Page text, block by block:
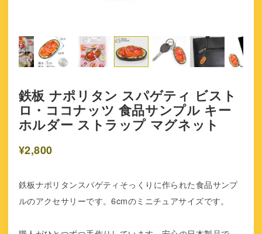
鉄板 ナポリタン スパゲティ ビスト
ロ・ココナッツ 食品サンプル キー
ホルダー ストラップ マグネット
¥2,800
鉄板ナポリタンスパゲティそっくりに作られた食品サンプ
ルのアクセサリーです。6cmのミニチュアサイズです。